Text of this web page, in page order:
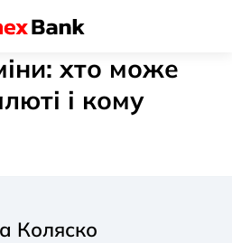
хто може
і кому
Коляско